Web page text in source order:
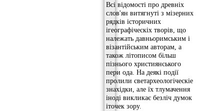
Всі відомості про древніх
слов'ян витягнуті з мізерних
рядків історичних
ігеографіческіх творів, що
належать давньоримським і
візантійським авторам, а
також літописом більш
пізнього християнського
пери ода. На деякі події
пролили светархеологіческіе
знахідки, але їх тлумачення
іноді викликає безліч думок
іточек зору.